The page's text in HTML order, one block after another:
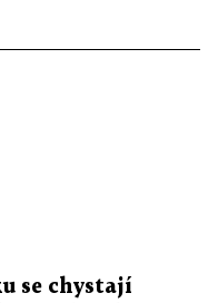
se chystají